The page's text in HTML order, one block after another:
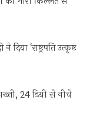
‘राष्ट्रपति उत्कृष्ट
24 डिग्री से नीचे